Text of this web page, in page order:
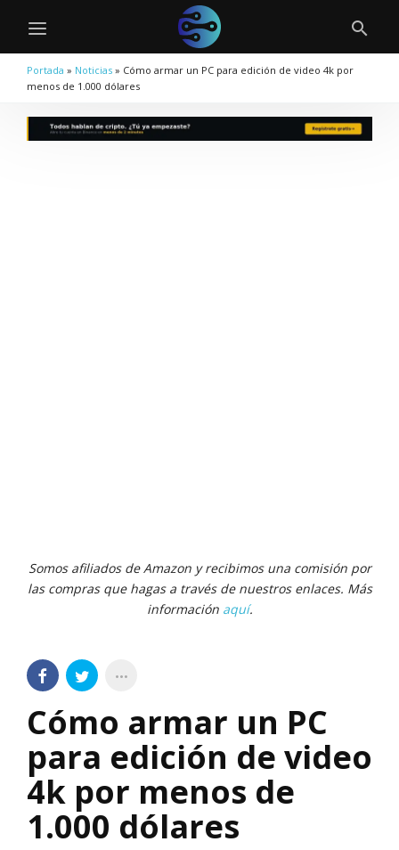
Portada » Noticias » Cómo armar un PC para edición de video 4k por
menos de 1.000 dólares
Somos afiliados de Amazon y recibimos una comisión por
las compras que hagas a través de nuestros enlaces. Más
información aquí.
Cómo armar un PC
para edición de video
4k por menos de
1.000 dólares